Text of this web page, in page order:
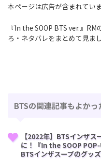
本ページは広告が含まれていま
『In the SOOP BTS ver.』
ろ・ネタバレをまとめて見ま
BTSの関連記事もよかっ
【2022年】BTSインザ
に！『In the SOOP POP-
BTSインザスープのグッ